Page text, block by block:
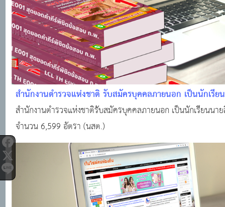
สำนักงานตำรวจแห่งชาติ รับสมัครบุคคลภายนอก เป็นนักเรี
จำนวน 6,599 อัตรา (นสต.)
สำนักงานตำรวจแห่งชาติรับสมัครบุคคลภายนอก เป็นนักเรียนน
จำนวน 6,599 อัตรา (นสต.)